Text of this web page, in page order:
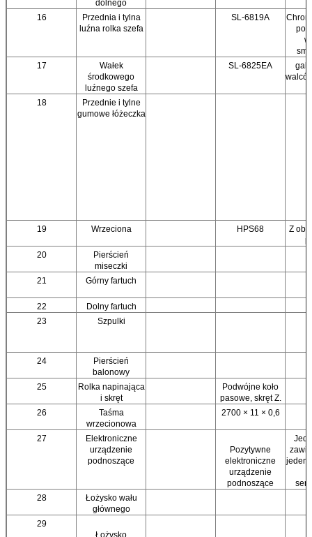
Zostaw wiadomość
dolnego
16
Przednia i tylna
luźna rolka szefa
SL-6819A
17
Wałek
środkowego
luźnego szefa
SL-6825EA
18
Przednie i tylne
gumowe łóżeczka
19 Wrzeciona HPS68
Z
20
Pierścień
miseczki
21
Górny fartuch
22
Dolny fartuch
23
Szpulki
24
Pierścień
balonowy
25
Rolka napinająca
i skręt
Podwójne koło
pasowe, skręt Z.
26
Taśma
wrzecionowa
2700 × 11 × 0,6
27
Elektroniczne
urządzenie
podnoszące
Pozytywne
elektroniczne
urządzenie
podnoszące
jeden
28
Łożysko wału
głównego
29